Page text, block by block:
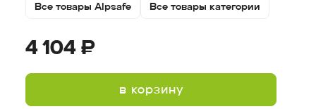
Все товары Alpsafe Все товары категории
4 104 ₽
в корзину